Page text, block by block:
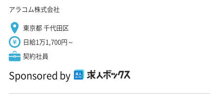
アラコム株式会社
東京都 千代田区
日給1万1,700円～
契約社員
Sponsored by